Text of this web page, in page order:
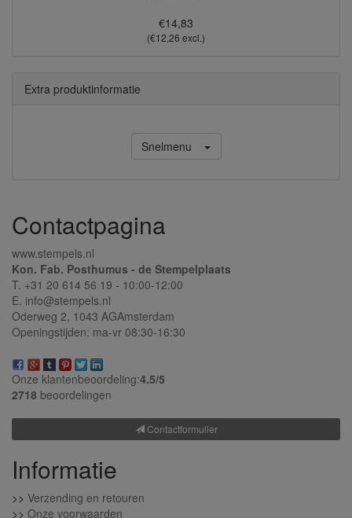
€14,83
(€12,26 excl.)
Extra produktinformatie
Snelmenu
Contactpagina
www.stempels.nl
Kon. Fab. Posthumus - de Stempelplaats
T. +31 20 614 56 19 - 10:00-12:00
E. info@stempels.nl
Oderweg 2, 1043 AGAmsterdam
Openingstijden: ma-vr 08:30-16:30
Onze klantenbeoordeling:4.5/5
2718 beoordelingen
Contactformulier
Informatie
>> Verzending en retouren
>> Onze voorwaarden